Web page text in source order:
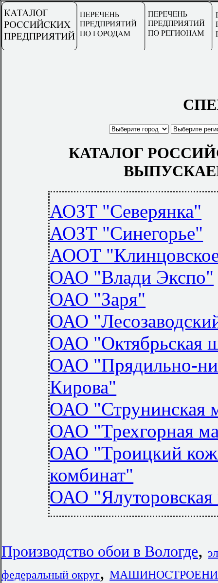
КАТАЛОГ
АОЗТ "Северянка"
АОЗТ "Синегорье"
АООТ
ОАО "Влади Экспо"
ОАО "Заря"
ОАО
ОАО "Октябрьская
ОАО "Прядильно-
Кирова"
ОАО "Струнинская
ОАО "Трехгорная
ОАО "Троицкий
комбинат"
ОАО
Производство обои в Вологде,
федеральный округ, МАШИНОСТРОЕНИЕ в